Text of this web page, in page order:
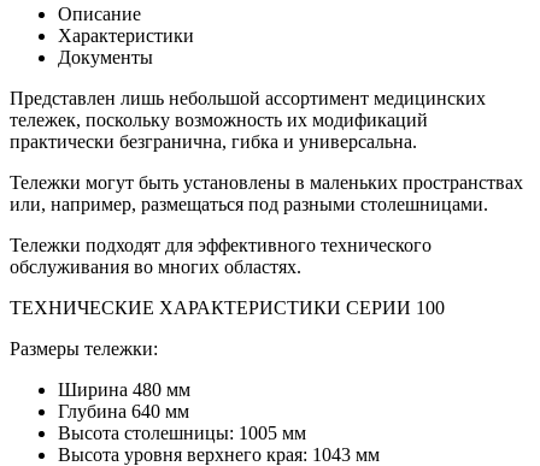
Описание
Характеристики
Документы
Представлен лишь небольшой ассортимент медицинских
тележек, поскольку возможность их модификаций
практически безгранична, гибка и универсальна.
Тележки могут быть установлены в маленьких пространствах
или, например, размещаться под разными столешницами.
Тележки подходят для эффективного технического
обслуживания во многих областях.
ТЕХНИЧЕСКИЕ ХАРАКТЕРИСТИКИ СЕРИИ 100
Размеры тележки:
Ширина 480 мм
Глубина 640 мм
Высота столешницы: 1005 мм
Высота уровня верхнего края: 1043 мм